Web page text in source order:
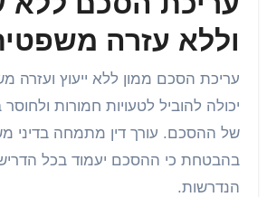
וללא עזרה
עריכת הסכם ממון ללא ייעוץ ועזרה
יכולה להוביל לטעויות חמורות
של ההסכם. עורך דין מתמחה בדיני
בהבטחת כי ההסכם יעמוד בכל
הנדרשות.